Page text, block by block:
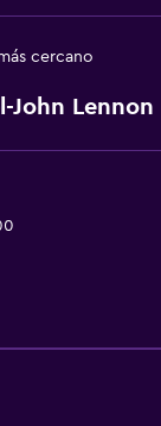
cercano
John Lennon